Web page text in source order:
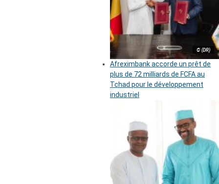
© (DR)
Afreximbank accorde un prêt de
plus de 72 milliards de FCFA au
Tchad pour le développement
industriel